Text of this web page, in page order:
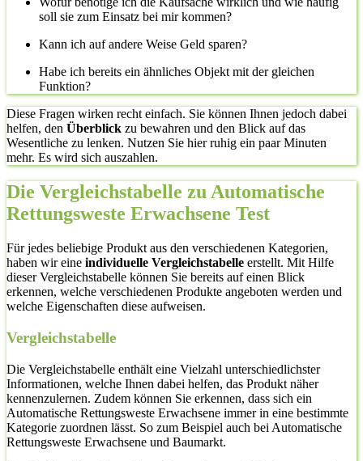
soll sie zum Einsatz bei mir kommen?
Kann ich auf andere Weise Geld sparen?
Habe ich bereits ein ähnliches Objekt mit der gleichen
Funktion?
Diese Fragen wirken recht einfach. Sie können Ihnen jedoch dabei
helfen, den Überblick zu bewahren und den Blick auf das
Wesentliche zu lenken. Nutzen Sie hier ruhig ein paar Minuten
mehr. Es wird sich auszahlen.
Die Vergleichstabelle zu Automatische
Rettungsweste Erwachsene Test
Für jedes beliebige Produkt aus den verschiedenen Kategorien,
haben wir eine individuelle Vergleichstabelle erstellt. Mit Hilfe
dieser Vergleichstabelle können Sie bereits auf einen Blick
erkennen, welche verschiedenen Produkte angeboten werden und
welche Eigenschaften diese aufweisen.
Vergleichstabelle
Die Vergleichstabelle enthält eine Vielzahl unterschiedlichster
Informationen, welche Ihnen dabei helfen, das Produkt näher
kennenzulernen. Zudem können Sie erkennen, dass sich ein
Automatische Rettungsweste Erwachsene immer in eine bestimmte
Kategorie zuordnen lässt. So zum Beispiel auch bei Automatische
Rettungsweste Erwachsene und Baumarkt.